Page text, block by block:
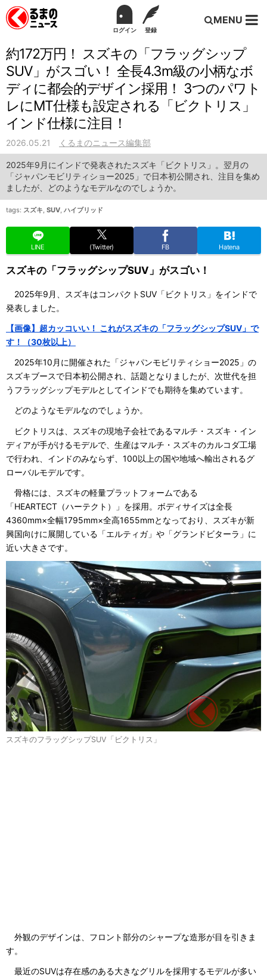
ログイン 登録
MENU
約172万円！ スズキの「フラッグシップ
SUV」がスゴい！ 全長4.3m級の小柄なボ
ディに都会的デザイン採用！ 3つのパワト
レにMT仕様も設定される「ビクトリス」
インド仕様に注目！
2026.05.21 くるまのニュース編集部
2025年9月にインドで発表されたスズキ「ビクトリス」。翌月の
「ジャパンモビリティショー2025」で日本初公開され、注目を集め
ましたが、どのようなモデルなのでしょうか。
tags: スズキ, SUV, ハイブリッド
LINE (Twitter) FB Hatena
スズキの「フラッグシップSUV」がスゴい！
2025年9月、スズキはコンパクトSUV「ビクトリス」をインドで
発表しました。
【画像】超カッコいい！ これがスズキの「フラッグシップSUV」で
す！（30枚以上）
2025年10月に開催された「ジャパンモビリティショー2025」の
スズキブースで日本初公開され、話題となりましたが、次世代を担
うフラッグシップモデルとしてインドでも期待を集めています。
どのようなモデルなのでしょうか。
ビクトリスは、スズキの現地子会社であるマルチ・スズキ・イン
ディアが手がけるモデルで、生産はマルチ・スズキのカルコダ工場
で行われ、インドのみならず、100以上の国や地域へ輸出されるグ
ローバルモデルです。
骨格には、スズキの軽量プラットフォームである
「HEARTECT（ハーテクト）」を採用。ボディサイズは全長
4360mm×全幅1795mm×全高1655mmとなっており、スズキが新
興国向けに展開している「エルティガ」や「グランドビターラ」に
近い大きさです。
スズキのフラッグシップSUV「ビクトリス」
外観のデザインは、フロント部分のシャープな造形が目を引きま
す。
最近のSUVは存在感のある大きなグリルを採用するモデルが多い